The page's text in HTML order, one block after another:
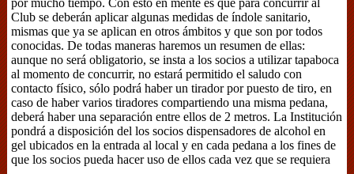
por mucho tiempo. Con ésto en mente es que para concurrir al
Club se deberán aplicar algunas medidas de índole sanitario,
mismas que ya se aplican en otros ámbitos y que son por todos
conocidas. De todas maneras haremos un resumen de ellas:
aunque no será obligatorio, se insta a los socios a utilizar tapaboca
al momento de concurrir, no estará permitido el saludo con
contacto físico, sólo podrá haber un tirador por puesto de tiro, en
caso de haber varios tiradores compartiendo una misma pedana,
deberá haber una separación entre ellos de 2 metros. La Institución
pondrá a disposición del los socios dispensadores de alcohol en
gel ubicados en la entrada al local y en cada pedana a los fines de
que los socios pueda hacer uso de ellos cada vez que se requiera